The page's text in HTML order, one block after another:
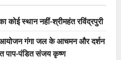
कोई स्थान नहीं-श्रीमहंत रविंद्रपुरी
आयोजन गंगा जल के आचमन और दर्शन
पाप-पंडित संजय कृष्ण